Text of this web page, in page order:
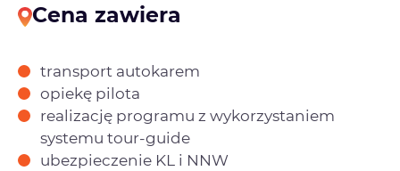
Cena zawiera
transport autokarem
opiekę pilota
realizację programu z wykorzystaniem
systemu tour-guide
ubezpieczenie KL i NNW